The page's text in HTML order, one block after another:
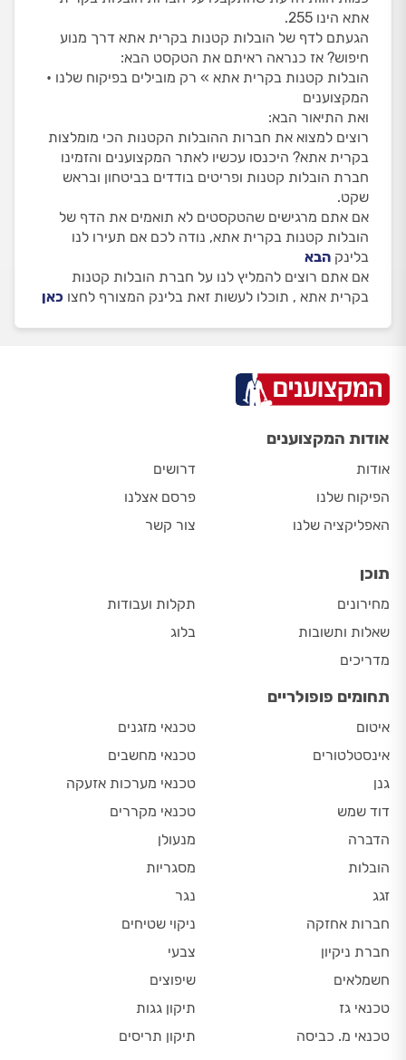
אתא הינו 255.
הגעתם לדף של הובלות קטנות בקרית אתא דרך מנוע
חיפוש? אז כנראה ראיתם את הטקסט הבא:
הובלות קטנות בקרית אתא » רק מובילים בפיקוח שלנו •
המקצוענים
ואת התיאור הבא:
רוצים למצוא את חברות ההובלות הקטנות הכי מומלצות
בקרית אתא? היכנסו עכשיו לאתר המקצוענים והזמינו
חברת הובלות קטנות ופריטים בודדים בביטחון ובראש
שקט.
אם אתם מרגישים שהטקסטים לא תואמים את הדף של
הובלות קטנות בקרית אתא, נודה לכם אם תעירו לנו
בלינק הבא
אם אתם רוצים להמליץ לנו על חברת הובלות קטנות
בקרית אתא , תוכלו לעשות זאת בלינק המצורף לחצו כאן
אודות המקצוענים
אודות
הפיקוח שלנו
האפליקציה שלנו
דרושים
פרסם אצלנו
צור קשר
תוכן
מחירונים
שאלות ותשובות
מדריכים
תקלות ועבודות
בלוג
תחומים פופולריים
איטום
אינסטלטורים
גנן
דוד שמש
הדברה
הובלות
זגג
חברות אחזקה
חברת ניקיון
חשמלאים
טכנאי גז
טכנאי מ. כביסה
טכנאי מזגנים
טכנאי מחשבים
טכנאי מערכות אזעקה
טכנאי מקררים
מנעולן
מסגריות
נגר
ניקוי שטיחים
צבעי
שיפוצים
תיקון גגות
תיקון תריסים